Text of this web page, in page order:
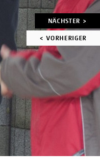
Artikelnavigation
NÄCHSTER >
< VORHERIGER